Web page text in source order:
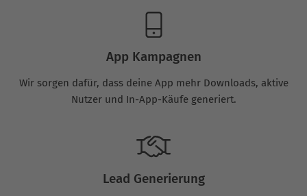
App Kampagnen
Wir sorgen dafür, dass deine App mehr Downloads, aktive
Nutzer und In-App-Käufe generiert.
Lead Generierung